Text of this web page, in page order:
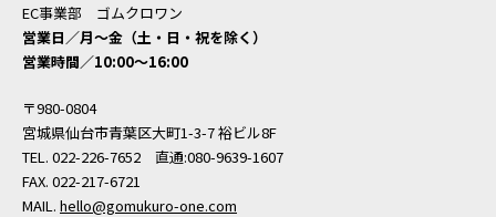
EC事業部 ゴムクロワン
営業日／月〜金（土・日・祝を除く）
営業時間／10:00〜16:00
〒980-0804
宮城県仙台市青葉区大町1-3-7 裕ビル8F
TEL. 022-226-7652 直通:080-9639-1607
FAX. 022-217-6721
MAIL. hello@gomukuro-one.com